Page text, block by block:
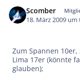
Scomber
18. März 2009 um
Zum Spannen
Lima 17er (könnte
glauben);